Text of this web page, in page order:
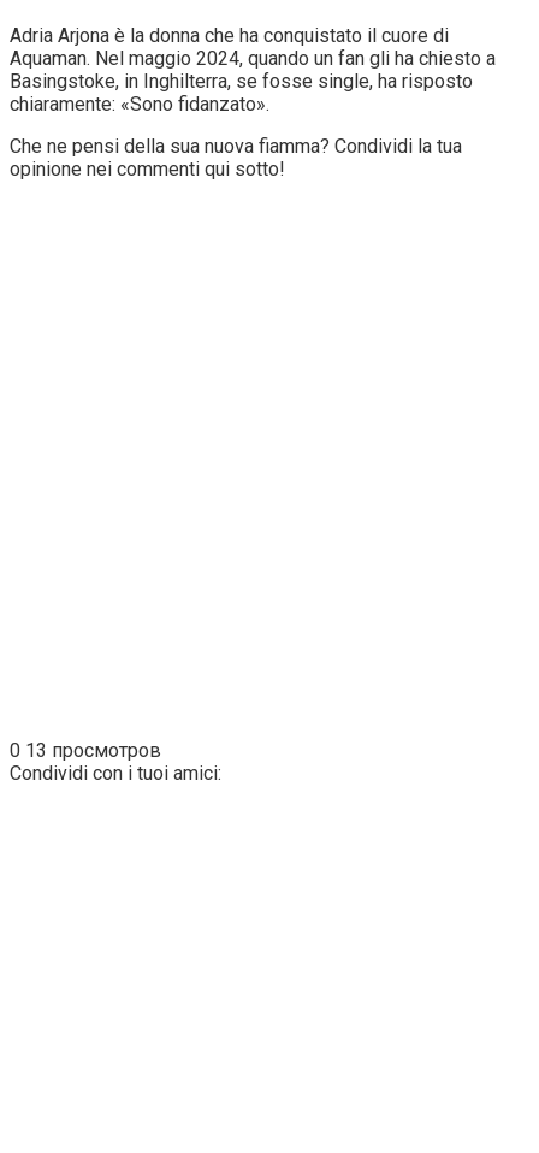
Adria Arjona è la donna che ha conquistato il cuore di
Aquaman. Nel maggio 2024, quando un fan gli ha chiesto a
Basingstoke, in Inghilterra, se fosse single, ha risposto
chiaramente: «Sono fidanzato».
Che ne pensi della sua nuova fiamma? Condividi la tua
opinione nei commenti qui sotto!
0 13 просмотров
Condividi con i tuoi amici: